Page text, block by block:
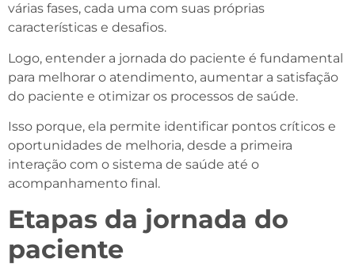
várias fases, cada uma com suas próprias
características e desafios.
Logo, entender a jornada do paciente é fundamental
para melhorar o atendimento, aumentar a satisfação
do paciente e otimizar os processos de saúde.
Isso porque, ela permite identificar pontos críticos e
oportunidades de melhoria, desde a primeira
interação com o sistema de saúde até o
acompanhamento final.
Etapas da jornada do
paciente